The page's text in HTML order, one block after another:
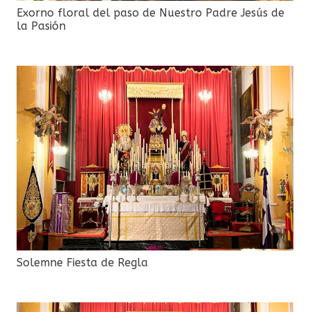
Exorno floral del paso de Nuestro Padre Jesús de
la Pasión
Solemne Fiesta de Regla